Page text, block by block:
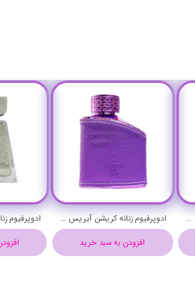
ادوپرفیوم زنانه کریشن آیریس مدل کندی لاو - CREATION CANDY LOVE EAU DE PARFUM
افزودن به سبد خرید
ادوپرفیوم زنانه کریشن آیریس مدل میسترس - CREATION MISTRESS EAU DE PARFUM